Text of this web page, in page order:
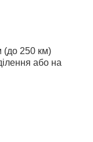
(до 250 км)
або на